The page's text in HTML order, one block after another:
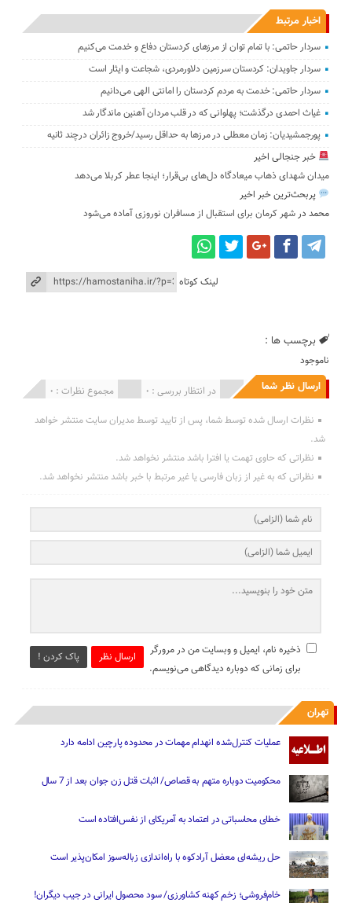
اخبار مرتبط
سردار حاتمی: با تمام توان از مرزهای کردستان دفاع و خدمت می‌کنیم
سردار جاویدان: کردستان سرزمین دلاورمردی، شجاعت و ایثار است
سردار حاتمی: خدمت به مردم کردستان را امانتی الهی می‌دانیم
غیاث احمدی درگذشت؛ پهلوانی که در قلب مردان آهنین ماندگار شد
پورجمشیدیان: زمان معطلی در مرزها به حداقل رسید/خروج زائران درچند ثانیه
خبر جنجالی اخیر
میدان شهدای ذهاب میعادگاه دل‌های بی‌قرار؛ اینجا عطر کربلا می‌دهد
پربحث‌ترین خبر اخیر
محمد درشهر کرمان برای استقبال از مسافران نوروزی آماده می‌شود
لینک کوتاه
برچسب ها :
ناموجود
ارسال نظر شما مجموع نظرات : 0 در انتظار بررسی : 0 انتشار یافته : 0
نظرات ارسال شده توسط شما، پس از تایید توسط مدیران سایت منتشر خواهد
شد.
نظراتی که حاوی تهمت یا افترا باشد منتشر نخواهد شد.
نظراتی که به غیر از زبان فارسی یا غیر مرتبط با خبر باشد منتشر نخواهد شد.
ارسال نظر پاک کردن !
ذخیره نام، ایمیل و وبسایت من در مرورگر
برای زمانی که دوباره دیدگاهی می‌نویسم.
تهران
عملیات کنترل‌شده انهدام مهمات در محدوده پارچین ادامه دارد
محکومیت دوباره متهم به قصاص/ اثبات قتل زن جوان بعد از 7 سال
خطای محاسباتی در اعتماد به آمریکای از نفس‌افتاده است
حل ریشه‌ای معضل آرادکوه با راه‌اندازی زباله‌سوز امکان‌پذیر است
خام‌فروشی؛ زخم کهنه کشاورزی/ سود محصول ایرانی در جیب دیگران!